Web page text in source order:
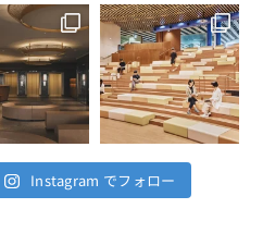
Instagram でフォロー